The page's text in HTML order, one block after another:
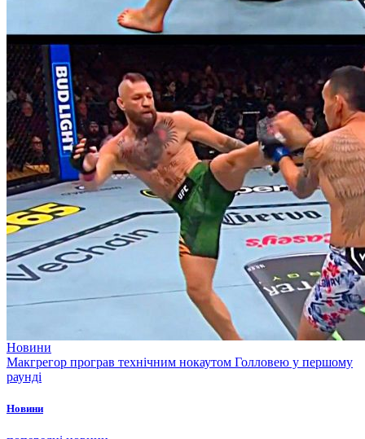
Новини
Макгрегор програв технічним нокаутом Голловею у першому
раунді
Новини